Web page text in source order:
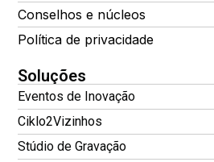
Conselhos e núcleos
Política de privacidade
Soluções
Eventos de Inovação
Ciklo2Vizinhos
Stúdio de Gravação